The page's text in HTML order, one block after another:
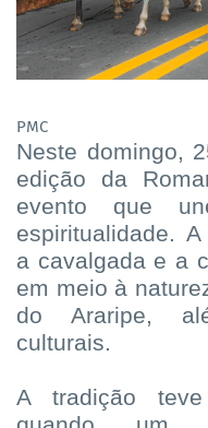
PMC
Neste domingo,
edição da
evento que
espiritualidade.
a cavalgada e a
em meio à
do Araripe,
culturais.
A tradição